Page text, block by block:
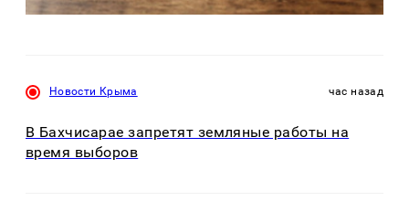
Новости Крыма час назад
В Бахчисарае запретят земляные работы на
время выборов